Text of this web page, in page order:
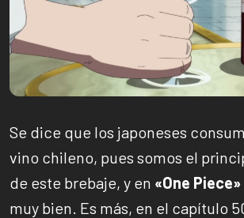
Se dice que los japoneses
vino chileno, pues somos el
de este brebaje, y en «One Piece»
muy bien. Es más, en el capítulo